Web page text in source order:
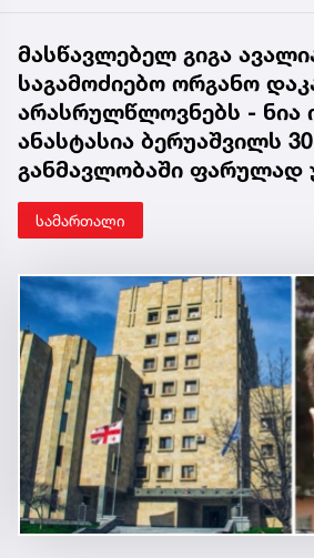
მასწავლებელ გიგა
საგამოძიებო ორგანო
არასრულწლოვნებს - ნია
ანასტასია ბერუაშვილს
განმავლობაში ფარულად
სამართალი